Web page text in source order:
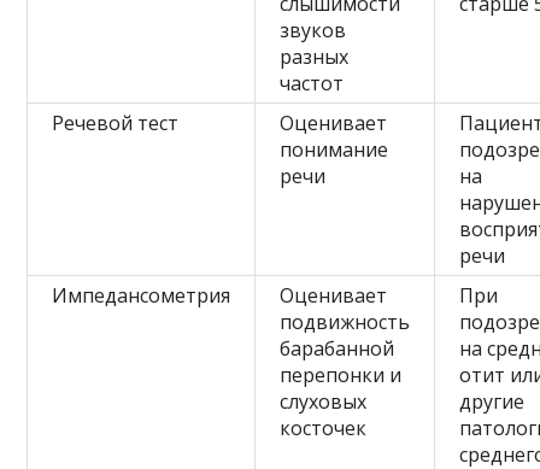
звуков
разных
частот
Речевой тест
Оценивает
понимание
речи
на
речи
Импедансометрия
Оценивает
подвижность
барабанной
перепонки и
слуховых
косточек
При
на
отит
другие